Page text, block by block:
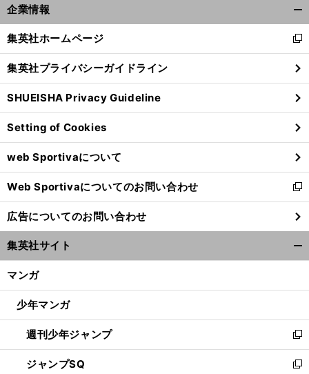
企業情報
閉
る
集英社ホームページ
新
し
い
ウ
ィ
ン
ド
ウ
で
開
く
集英社プライバシーガイドライン
SHUEISHA Privacy Guideline
Setting of Cookies
web Sportivaについて
Web Sportivaについてのお問い合わせ
新
し
い
ウ
ィ
ン
ウ
開
く
広告についてのお問い合わせ
集英社サイト
マンガ
少年マンガ
週刊少年ジャンプ
新
し
い
ジャンプSQ
新